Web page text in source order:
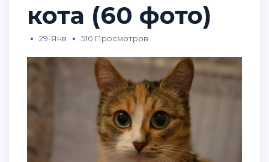
кота (60 фото)
29-Янв 510 Просмотров